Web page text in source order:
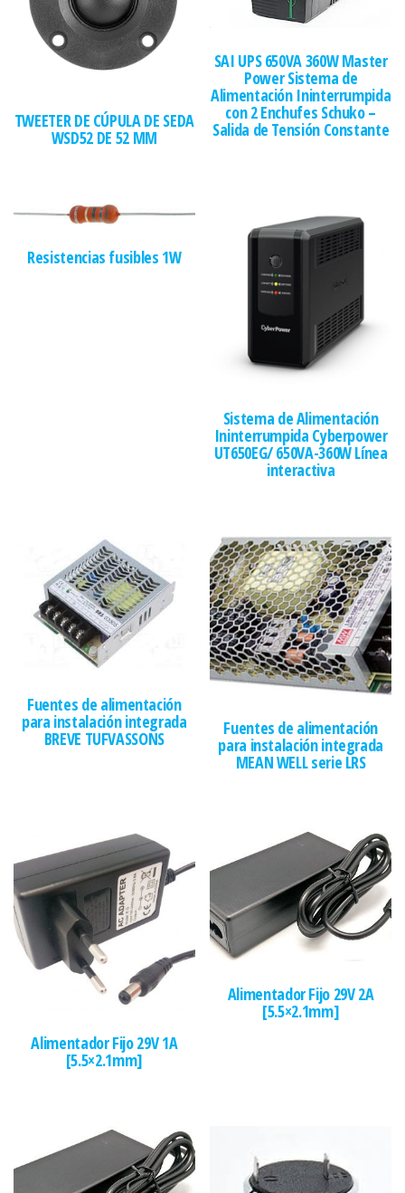
TWEETER DE CÚPULA DE SEDA
WSD52 DE 52 MM
SAI UPS 650VA 360W Master
Power Sistema de
Alimentación Ininterrumpida
con 2 Enchufes Schuko –
Salida de Tensión Constante
Resistencias fusibles 1W
Sistema de Alimentación
Ininterrumpida Cyberpower
UT650EG/ 650VA-360W Línea
interactiva
Fuentes de alimentación
para instalación integrada
BREVE TUFVASSONS Fuentes de alimentación
para instalación integrada
MEAN WELL serie LRS
Alimentador Fijo 29V 1A
[5.5×2.1mm]
Alimentador Fijo 29V 2A
[5.5×2.1mm]